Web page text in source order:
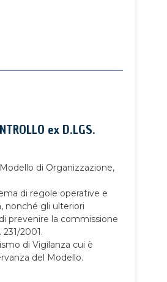
ex D.LGS.
di Organizzazione,
di regole operative e
nonché gli ulteriori
prevenire la commissione
2001.
di Vigilanza cui è
del Modello.